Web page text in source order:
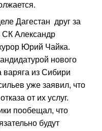
Дагестан друг за
СК Александр
Юрий Чайка.
нового
варяга из Сибири
уже заявил, что
от их услуг.
пообещал, что
будут